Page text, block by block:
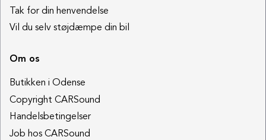
Tak for din henvendelse
Vil du selv støjdæmpe din bil
Om os
Butikken i Odense
Copyright CARSound
Handelsbetingelser
Job hos CARSound